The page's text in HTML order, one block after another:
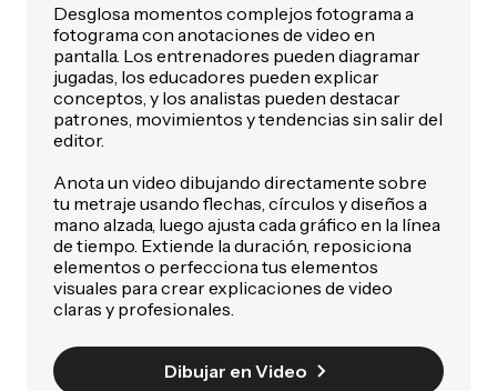
Desglosa momentos complejos fotograma a
fotograma con anotaciones de video en
pantalla. Los entrenadores pueden diagramar
jugadas, los educadores pueden explicar
conceptos, y los analistas pueden destacar
patrones, movimientos y tendencias sin salir del
editor.
Anota un video dibujando directamente sobre
tu metraje usando flechas, círculos y diseños a
mano alzada, luego ajusta cada gráfico en la línea
de tiempo. Extiende la duración, reposiciona
elementos o perfecciona tus elementos
visuales para crear explicaciones de video
claras y profesionales.
Dibujar en Video